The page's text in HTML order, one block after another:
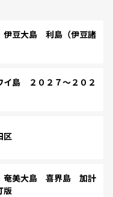
豆大島 利島（伊豆諸
島 ２０２７～２０２
区
美大島 喜界島 加計
版